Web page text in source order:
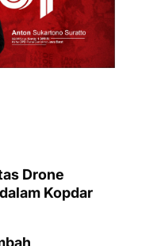
Drone
Kopdar